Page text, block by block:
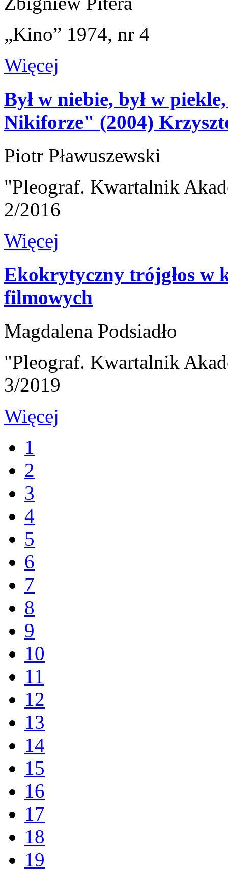
„Kino” 1974, nr 4
Więcej
Był w niebie, był w
Nikiforze" (2004)
Piotr Pławuszewski
"Pleograf. Kwartalnik
2/2016
Więcej
Ekokrytyczny trójgłos w
filmowych
Magdalena Podsiadło
"Pleograf. Kwartalnik
3/2019
Więcej
1
2
3
4
5
6
7
8
9
10
11
12
13
14
15
16
17
18
19